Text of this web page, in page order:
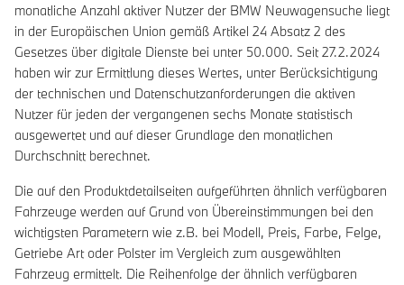
monatliche Anzahl aktiver Nutzer der BMW Neuwagensuche liegt
in der Europäischen Union gemäß Artikel 24 Absatz 2 des
Gesetzes über digitale Dienste bei unter 50.000. Seit 27.2.2024
haben wir zur Ermittlung dieses Wertes, unter Berücksichtigung
der technischen und Datenschutzanforderungen die aktiven
Nutzer für jeden der vergangenen sechs Monate statistisch
ausgewertet und auf dieser Grundlage den monatlichen
Durchschnitt berechnet.
Die auf den Produktdetailseiten aufgeführten ähnlich verfügbaren
Fahrzeuge werden auf Grund von Übereinstimmungen bei den
wichtigsten Parametern wie z.B. bei Modell, Preis, Farbe, Felge,
Getriebe Art oder Polster im Vergleich zum ausgewählten
Fahrzeug ermittelt. Die Reihenfolge der ähnlich verfügbaren